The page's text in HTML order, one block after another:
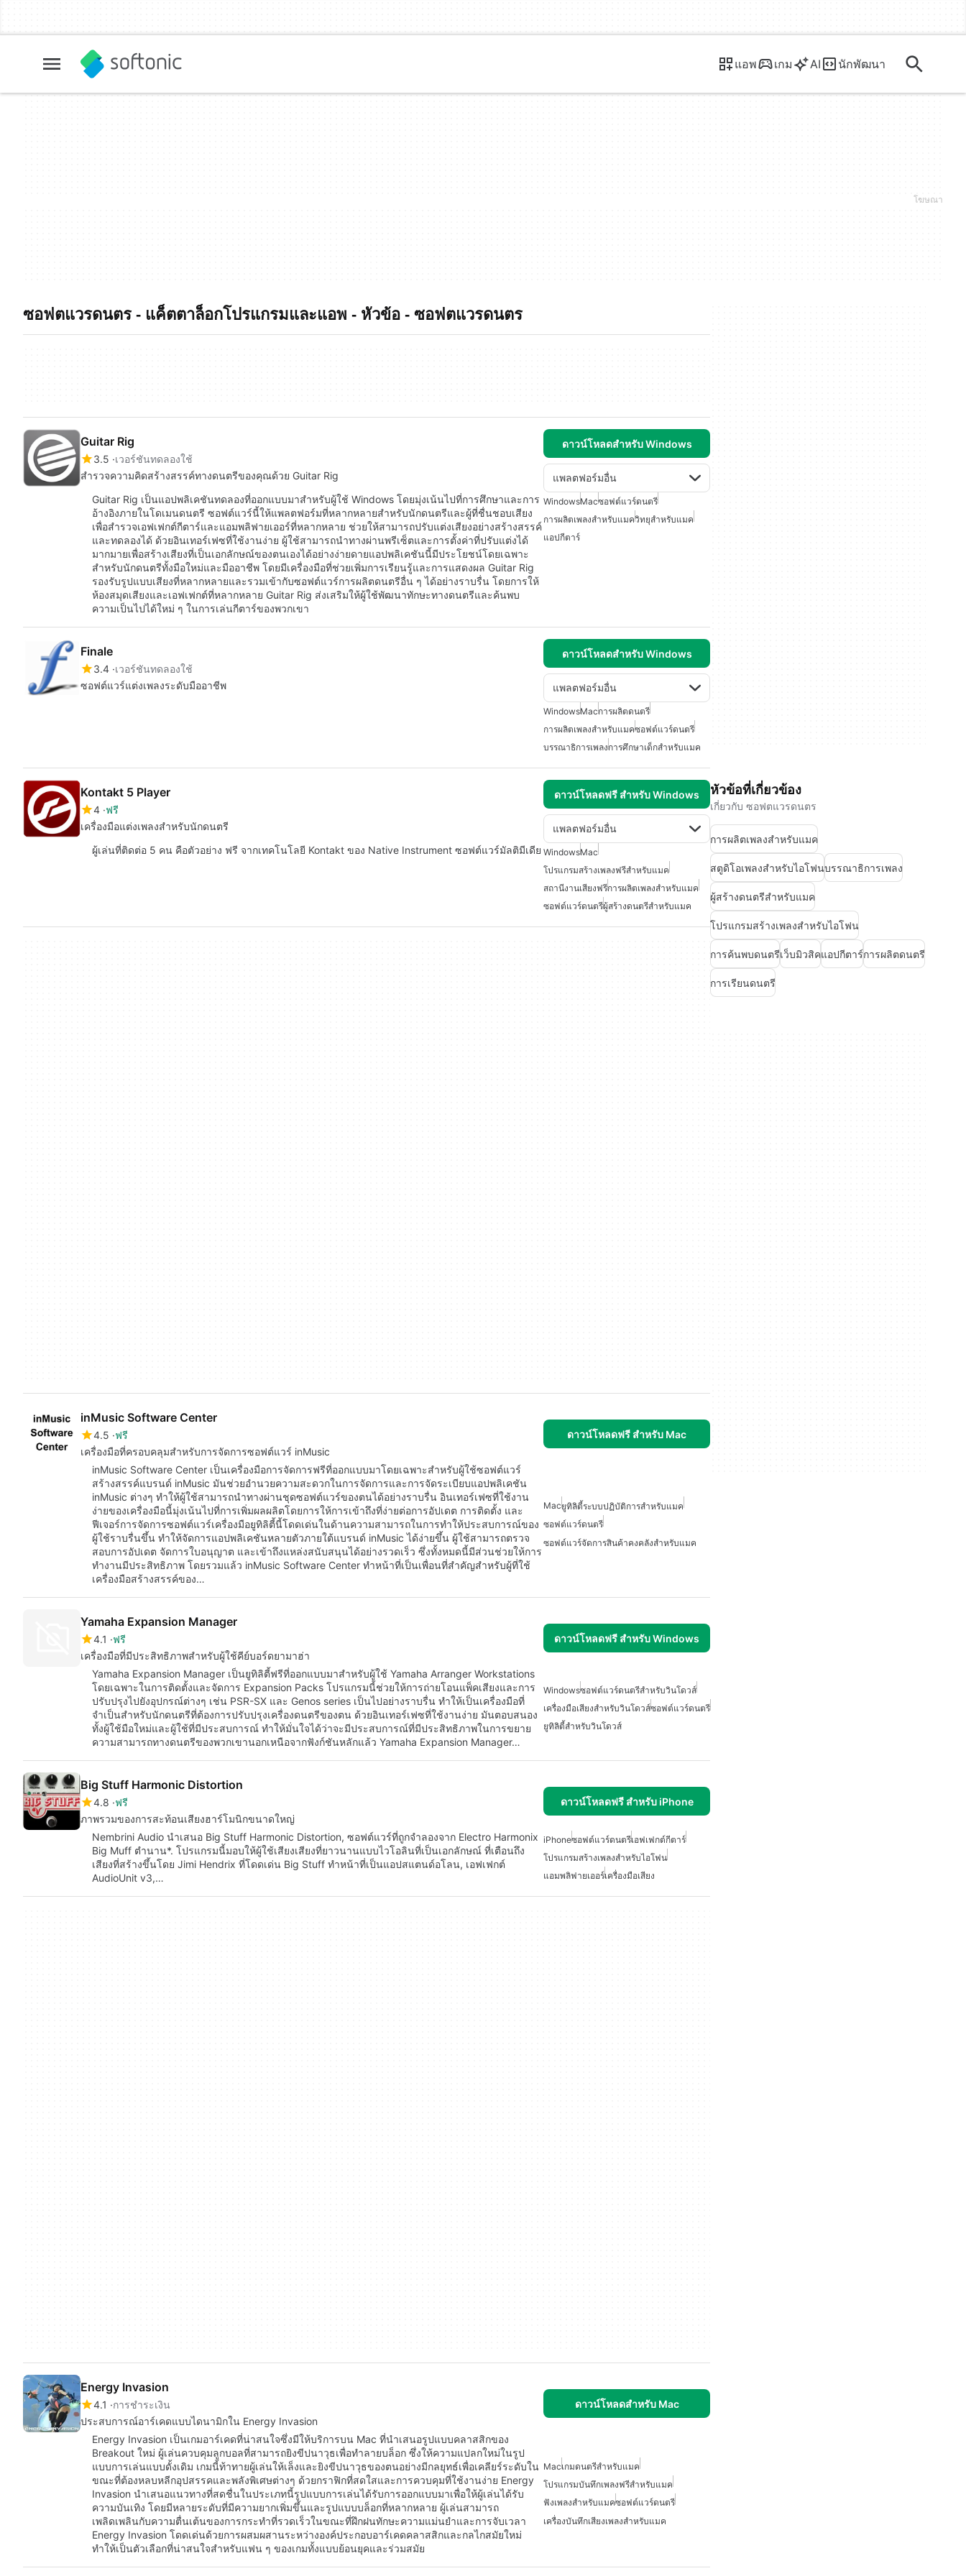
แอพ เกม AI นักพัฒนา
ซอฟตแวรดนตร - แค็ตตาล็อกโปรแกรมและแอพ - หัวข้อ - ซอฟตแวรดนตร
Guitar Rig
3.5 เวอร์ชันทดลองใช้
สำรวจความคิดสร้างสรรค์ทางดนตรีของคุณด้วย Guitar Rig
ดาวน์โหลดสำหรับ Windows
แพลตฟอร์มอื่น
Guitar Rig เป็นแอปพลิเคชันทดลองที่ออกแบบมาสำหรับผู้ใช้ Windows โดยมุ่งเน้นไปที่การศึกษาและการ
อ้างอิงภายในโดเมนดนตรี ซอฟต์แวร์นี้ให้แพลตฟอร์มที่หลากหลายสำหรับนักดนตรีและผู้ที่ชื่นชอบเสียง
เพื่อสำรวจเอฟเฟกต์กีตาร์และแอมพลิฟายเออร์ที่หลากหลาย ช่วยให้สามารถปรับแต่งเสียงอย่างสร้างสรรค์
และทดลองได้ ด้วยอินเทอร์เฟซที่ใช้งานง่าย ผู้ใช้สามารถนำทางผ่านพรีเซ็ตและการตั้งค่าที่ปรับแต่งได้
มากมายเพื่อสร้างเสียงที่เป็นเอกลักษณ์ของตนเองได้อย่างง่ายดายแอปพลิเคชันนี้มีประโยชน์โดยเฉพาะ
สำหรับนักดนตรีทั้งมือใหม่และมืออาชีพ โดยมีเครื่องมือที่ช่วยเพิ่มการเรียนรู้และการแสดงผล Guitar Rig
รองรับรูปแบบเสียงที่หลากหลายและรวมเข้ากับซอฟต์แวร์การผลิตดนตรีอื่น ๆ ได้อย่างราบรื่น โดยการให้
ห้องสมุดเสียงและเอฟเฟกต์ที่หลากหลาย Guitar Rig ส่งเสริมให้ผู้ใช้พัฒนาทักษะทางดนตรีและค้นพบ
ความเป็นไปได้ใหม่ ๆ ในการเล่นกีตาร์ของพวกเขา
WindowsMacซอฟต์แวร์ดนตรี
การผลิตเพลงสำหรับแมควิทยุสำหรับแมค
แอปกีตาร์
Finale
3.4 เวอร์ชันทดลองใช้
ซอฟต์แวร์แต่งเพลงระดับมืออาชีพ
ดาวน์โหลดสำหรับ Windows
แพลตฟอร์มอื่น
WindowsMacการผลิตดนตรี
การผลิตเพลงสำหรับแมคซอฟต์แวร์ดนตรี
บรรณาธิการเพลงการศึกษาเด็กสำหรับแมค
Kontakt 5 Player
4 ฟรี
เครื่องมือแต่งเพลงสำหรับนักดนตรี
ดาวน์โหลดฟรี สำหรับ Windows
แพลตฟอร์มอื่น
ผู้เล่นที่ติดต่อ 5 คน คือตัวอย่าง ฟรี จากเทคโนโลยี Kontakt ของ Native Instrument ซอฟต์แวร์มัลติมีเดีย WindowsMac
โปรแกรมสร้างเพลงฟรีสำหรับแมค
สถานีงานเสียงฟรีการผลิตเพลงสำหรับแมค
ซอฟต์แวร์ดนตรีผู้สร้างดนตรีสำหรับแมค
inMusic Software Center
4.5 ฟรี
เครื่องมือที่ครอบคลุมสำหรับการจัดการซอฟต์แวร์ inMusic
ดาวน์โหลดฟรี สำหรับ Mac
inMusic Software Center เป็นเครื่องมือการจัดการฟรีที่ออกแบบมาโดยเฉพาะสำหรับผู้ใช้ซอฟต์แวร์
สร้างสรรค์แบรนด์ inMusic มันช่วยอำนวยความสะดวกในการจัดการและการจัดระเบียบแอปพลิเคชัน
inMusic ต่างๆ ทำให้ผู้ใช้สามารถนำทางผ่านชุดซอฟต์แวร์ของตนได้อย่างราบรื่น อินเทอร์เฟซที่ใช้งาน
ง่ายของเครื่องมือนี้มุ่งเน้นไปที่การเพิ่มผลผลิตโดยการให้การเข้าถึงที่ง่ายต่อการอัปเดต การติดตั้ง และ
ฟีเจอร์การจัดการซอฟต์แวร์เครื่องมือยูทิลิตี้นี้โดดเด่นในด้านความสามารถในการทำให้ประสบการณ์ของ
ผู้ใช้ราบรื่นขึ้น ทำให้จัดการแอปพลิเคชันหลายตัวภายใต้แบรนด์ inMusic ได้ง่ายขึ้น ผู้ใช้สามารถตรวจ
สอบการอัปเดต จัดการใบอนุญาต และเข้าถึงแหล่งสนับสนุนได้อย่างรวดเร็ว ซึ่งทั้งหมดนี้มีส่วนช่วยให้การ
ทำงานมีประสิทธิภาพ โดยรวมแล้ว inMusic Software Center ทำหน้าที่เป็นเพื่อนที่สำคัญสำหรับผู้ที่ใช้
เครื่องมือสร้างสรรค์ของ…
Macยูทิลิตี้ระบบปฏิบัติการสำหรับแมค
ซอฟต์แวร์ดนตรี
ซอฟต์แวร์จัดการสินค้าคงคลังสำหรับแมค
Yamaha Expansion Manager
4.1
ฟรี
เครื่องมือที่มีประสิทธิภาพสำหรับผู้ใช้คีย์บอร์ดยามาฮ่า
ดาวน์โหลดฟรี สำหรับ Windows
Yamaha Expansion Manager เป็นยูทิลิตี้ฟรีที่ออกแบบมาสำหรับผู้ใช้ Yamaha Arranger Workstations
โดยเฉพาะในการติดตั้งและจัดการ Expansion Packs โปรแกรมนี้ช่วยให้การถ่ายโอนแพ็คเสียงและการ
ปรับปรุงไปยังอุปกรณ์ต่างๆ เช่น PSR-SX และ Genos series เป็นไปอย่างราบรื่น ทำให้เป็นเครื่องมือที่
จำเป็นสำหรับนักดนตรีที่ต้องการปรับปรุงเครื่องดนตรีของตน ด้วยอินเทอร์เฟซที่ใช้งานง่าย มันตอบสนอง
ทั้งผู้ใช้มือใหม่และผู้ใช้ที่มีประสบการณ์ ทำให้มั่นใจได้ว่าจะมีประสบการณ์ที่มีประสิทธิภาพในการขยาย
ความสามารถทางดนตรีของพวกเขานอกเหนือจากฟังก์ชันหลักแล้ว Yamaha Expansion Manager…
Windowsซอฟต์แวร์ดนตรีสำหรับวินโดวส์
เครื่องมือเสียงสำหรับวินโดวส์ซอฟต์แวร์ดนตรี
ยูทิลิตี้สำหรับวินโดวส์
Big Stuff Harmonic Distortion
4.8 ฟรี
ภาพรวมของการสะท้อนเสียงฮาร์โมนิกขนาดใหญ่
ดาวน์โหลดฟรี สำหรับ iPhone
Nembrini Audio นำเสนอ Big Stuff Harmonic Distortion, ซอฟต์แวร์ที่ถูกจำลองจาก Electro Harmonix
Big Muff ตำนาน*. โปรแกรมนี้มอบให้ผู้ใช้เสียงเสียงที่ยาวนานแบบไวโอลินที่เป็นเอกลักษณ์ ที่เตือนถึง
เสียงที่สร้างขึ้นโดย Jimi Hendrix ที่โดดเด่น Big Stuff ทำหน้าที่เป็นแอปสแตนด์อโลน, เอฟเฟกต์
AudioUnit v3,…
iPhoneซอฟต์แวร์ดนตรีเอฟเฟกต์กีตาร์
โปรแกรมสร้างเพลงสำหรับไอโฟน
แอมพลิฟายเออร์เครื่องมือเสียง
Energy Invasion
4.1
การชำระเงิน
ประสบการณ์อาร์เคดแบบไดนามิกใน Energy Invasion
ดาวน์โหลดสำหรับ Mac
Energy Invasion เป็นเกมอาร์เคดที่น่าสนใจซึ่งมีให้บริการบน Mac ที่นำเสนอรูปแบบคลาสสิกของ
Breakout ใหม่ ผู้เล่นควบคุมลูกบอลที่สามารถยิงขีปนาวุธเพื่อทำลายบล็อก ซึ่งให้ความแปลกใหม่ในรูป
แบบการเล่นแบบดั้งเดิม เกมนี้ท้าทายผู้เล่นให้เล็งและยิงขีปนาวุธของตนอย่างมีกลยุทธ์เพื่อเคลียร์ระดับใน
ขณะที่ต้องหลบหลีกอุปสรรคและพลังพิเศษต่างๆ ด้วยกราฟิกที่สดใสและการควบคุมที่ใช้งานง่าย Energy
Invasion นำเสนอแนวทางที่สดชื่นในประเภทนี้รูปแบบการเล่นได้รับการออกแบบมาเพื่อให้ผู้เล่นได้รับ
ความบันเทิง โดยมีหลายระดับที่มีความยากเพิ่มขึ้นและรูปแบบบล็อกที่หลากหลาย ผู้เล่นสามารถ
เพลิดเพลินกับความตื่นเต้นของการกระทำที่รวดเร็วในขณะที่ฝึกฝนทักษะความแม่นยำและการจับเวลา
Energy Invasion โดดเด่นด้วยการผสมผสานระหว่างองค์ประกอบอาร์เคดคลาสสิกและกลไกสมัยใหม่
ทำให้เป็นตัวเลือกที่น่าสนใจสำหรับแฟน ๆ ของเกมทั้งแบบย้อนยุคและร่วมสมัย
Macเกมดนตรีสำหรับแมค
โปรแกรมบันทึกเพลงฟรีสำหรับแมค
ฟังเพลงสำหรับแมคซอฟต์แวร์ดนตรี
เครื่องบันทึกเสียงเพลงสำหรับแมค
หัวข้อที่เกี่ยวข้อง
เกี่ยวกับ ซอฟตแวรดนตร
การผลิตเพลงสำหรับแมค
สตูดิโอเพลงสำหรับไอโฟนบรรณาธิการเพลง
ผู้สร้างดนตรีสำหรับแมค
โปรแกรมสร้างเพลงสำหรับไอโฟน
การค้นพบดนตรีเว็บมิวสิคแอปกีตาร์การผลิตดนตรี
การเรียนดนตรี